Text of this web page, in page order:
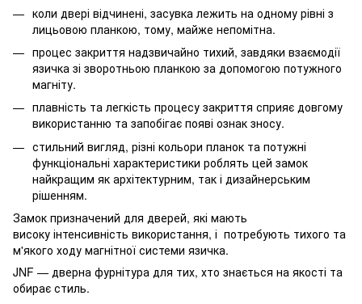
коли двері відчинені, засувка лежить на одному рівні з
лицьовою планкою, тому, майже непомітна.
процес закриття надзвичайно тихий, завдяки взаємодії
язичка зі зворотньою планкою за допомогою потужного
магніту.
плавність та легкість процесу закриття сприяє довгому
використанню та запобігає появі ознак зносу.
стильний вигляд, різні кольори планок та потужні
функціональні характеристики роблять цей замок
найкращим як архітектурним, так і дизайнерським
рішенням.
Замок призначений для дверей, які мають
високу інтенсивність використання, і потребують тихого та
м'якого ходу магнітної системи язичка.
JNF — дверна фурнітура для тих, хто знається на якості та
обирає стиль.